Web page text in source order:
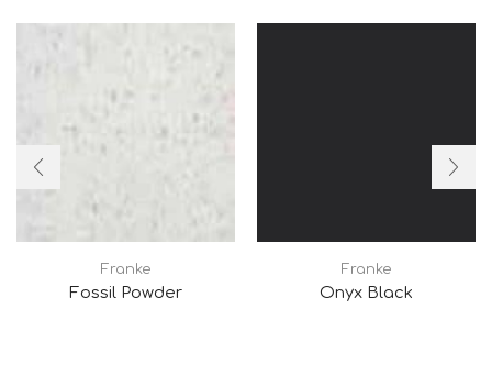
Franke
Fossil Powder
Franke
Onyx Black